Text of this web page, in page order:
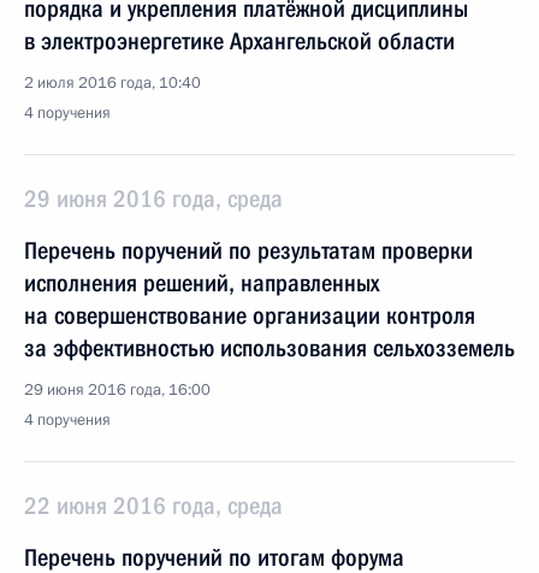
порядка и укрепления платёжной дисциплины
в электроэнергетике Архангельской области
2 июля 2016 года, 10:40
4 поручения
29 июня 2016 года, среда
Перечень поручений по результатам проверки
исполнения решений, направленных
на совершенствование организации контроля
за эффективностью использования сельхозземель
29 июня 2016 года, 16:00
4 поручения
22 июня 2016 года, среда
Перечень поручений по итогам форума